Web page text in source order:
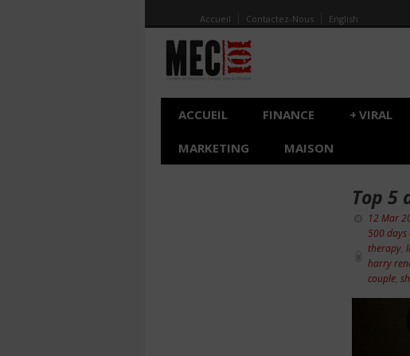
Accueil Contactez-Nous English
ACCUEIL FINANCE VIRAL
+
MARKETING MAISON
Top 5
12 Mar
500 days
therapy
harry
couple